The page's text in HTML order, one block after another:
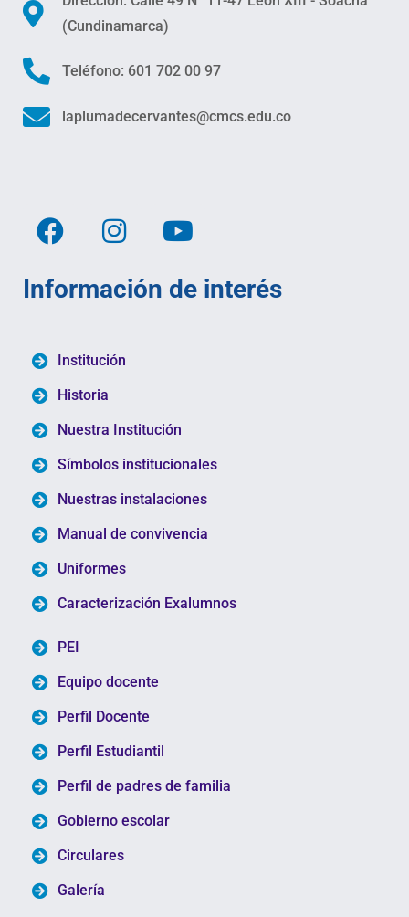
(Cundinamarca)
Teléfono: 601 702 00 97
laplumadecervantes@cmcs.edu.co
Información de interés
Institución
Historia
Nuestra Institución
Símbolos institucionales
Nuestras instalaciones
Manual de convivencia
Uniformes
Caracterización Exalumnos
PEI
Equipo docente
Perfil Docente
Perfil Estudiantil
Perfil de padres de familia
Gobierno escolar
Circulares
Galería